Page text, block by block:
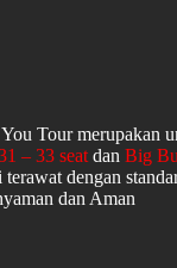
Tour merupakan
– 33 seat dan Big
dengan
dan Aman